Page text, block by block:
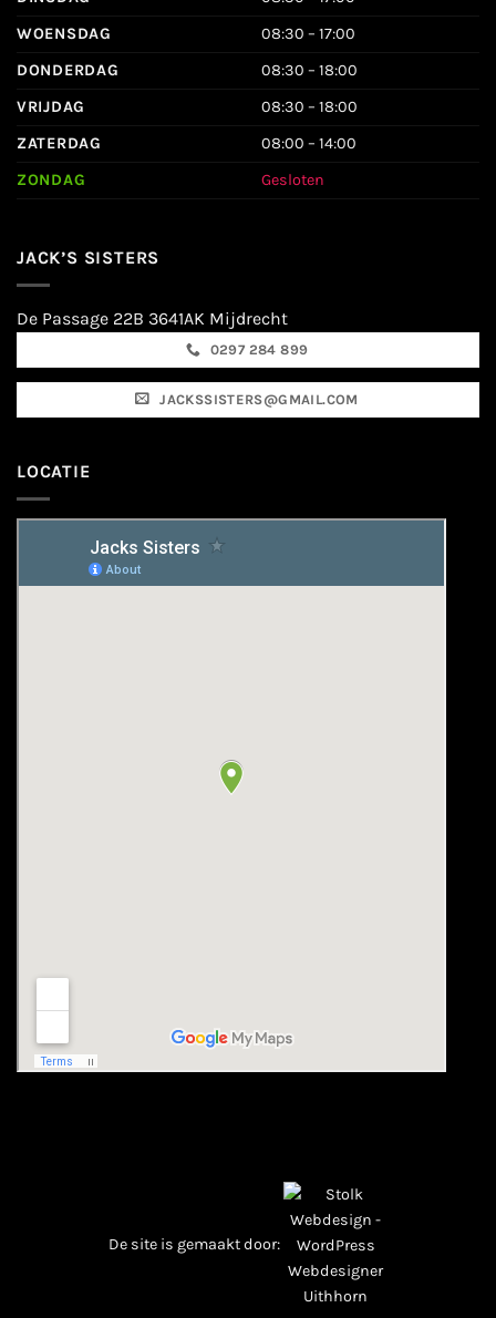
WOENSDAG
08:30 – 17:00
DONDERDAG
08:30 – 18:00
VRIJDAG
08:30 – 18:00
ZATERDAG
08:00 – 14:00
ZONDAG
Gesloten
JACK’S SISTERS
De Passage 22B 3641AK Mijdrecht
0297 284 899
JACKSSISTERS@GMAIL.COM
LOCATIE
De site is gemaakt door: